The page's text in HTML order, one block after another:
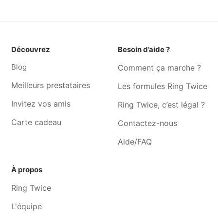
Couturière Ecaussinnes-
Couturière Watermael-
Couturière Anderlecht
Couturière Céroux-mousty
Couturière Ixelles
Couturière Bousval
Découvrez
Blog
Meilleurs prestataires
Invitez vos amis
Carte cadeau
Besoin d’aide ?
Comment ça marche ?
Les formules Ring Twice
Ring Twice, c’est légal ?
Contactez-nous
Aide/FAQ
À propos
Ring Twice
L'équipe